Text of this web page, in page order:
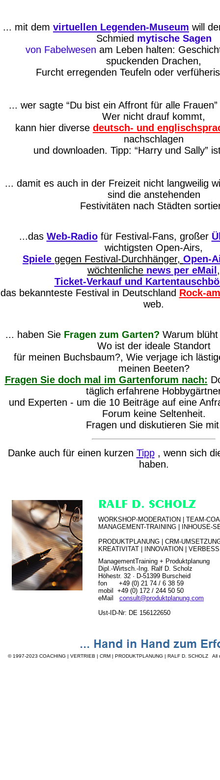
... mit dem virtuellen Legenden-Museum will
Schmied mytische Sagen
von Fabelwesen am Leben halten:
spuckenden Drachen,
Furcht erregenden Teufeln oder
... wer sagte “Du bist ein Affront für alle
Wer nicht drauf kommt,
kann hier diverse deutsch- und
nachschlagen
und downloaden. Tipp: “Harry und Sally”
... damit es auch in der Freizeit nicht langweilig
sind die anstehenden
Festivitäten nach Städten
...das Web-Radiofür Festival-Fans, großer
wichtigsten Open-Airs,
Spiele gegen Festival-Durchhänger, Open-
wöchtenliche news per eMail ,
Ticket-Verkauf und
das bekannteste Festival in Deutschland Rock-
web.
... haben Sie Fragen zum Garten? Warum
Wo ist der ideale Standort
für meinen Buchsbaum?, Wie verjage ich
meinen Beeten?
Fragen Sie doch mal im Gartenforum nach:
täglich erfahrene
und Experten - um die 10 Beiträge auf eine
Forum keine Seltenheit.
Fragen und diskutieren Sie
Danke auch für einen kurzen Tipp, wenn sich
haben.
WORKSHOP-MODERATION | TEAM-
MANAGEMENT-TRAINING |
INHOUSE-
PRODUKTPLANUNG | CRM-
KREATIVITAT | INNOVATION |
ManagementTraining + Produktplanung
Dipl.-Wirtsch.-Ing. Ralf D. Scholz
Höhestr. 32 · D-51399 Burscheid
fon +49 (0) 21 74 / 6 38 59
mobil +49 (0) 172 / 244 50 50
eMail consult@produktplanung.com
Ust-ID-Nr: DE 156122650
© 1997-2023 COACHING | VERTRIEB | CRM | PRODUKTPLANUNG | RALF D. SCHOLZ